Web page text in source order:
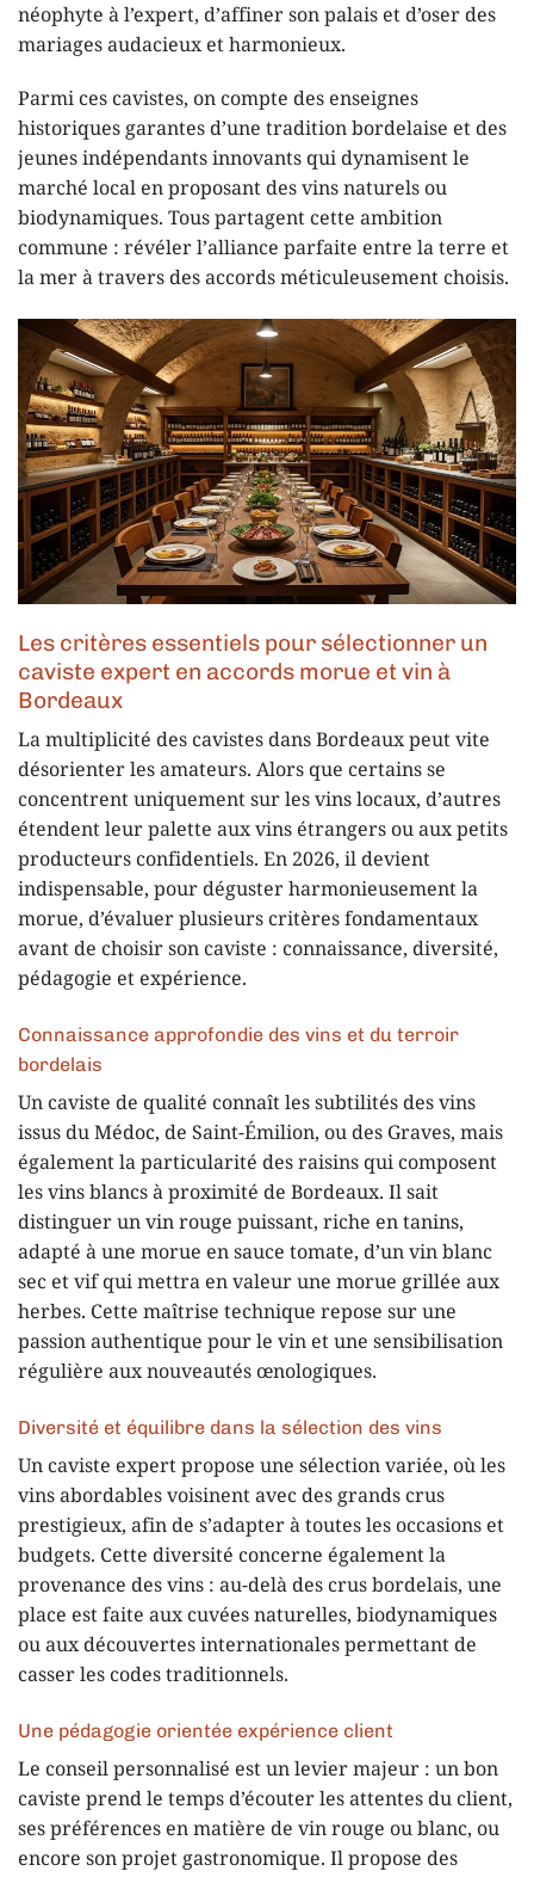
néophyte à l’expert, d’affiner son palais et d’oser des
mariages audacieux et harmonieux.
Parmi ces cavistes, on compte des enseignes
historiques garantes d’une tradition bordelaise et des
jeunes indépendants innovants qui dynamisent le
marché local en proposant des vins naturels ou
biodynamiques. Tous partagent cette ambition
commune : révéler l’alliance parfaite entre la terre et
la mer à travers des accords méticuleusement choisis.
Les critères essentiels pour sélectionner un
caviste expert en accords morue et vin à
Bordeaux
La multiplicité des cavistes dans Bordeaux peut vite
désorienter les amateurs. Alors que certains se
concentrent uniquement sur les vins locaux, d’autres
étendent leur palette aux vins étrangers ou aux petits
producteurs confidentiels. En 2026, il devient
indispensable, pour déguster harmonieusement la
morue, d’évaluer plusieurs critères fondamentaux
avant de choisir son caviste : connaissance, diversité,
pédagogie et expérience.
Connaissance approfondie des vins et du terroir
bordelais
Un caviste de qualité connaît les subtilités des vins
issus du Médoc, de Saint-Émilion, ou des Graves, mais
également la particularité des raisins qui composent
les vins blancs à proximité de Bordeaux. Il sait
distinguer un vin rouge puissant, riche en tanins,
adapté à une morue en sauce tomate, d’un vin blanc
sec et vif qui mettra en valeur une morue grillée aux
herbes. Cette maîtrise technique repose sur une
passion authentique pour le vin et une sensibilisation
régulière aux nouveautés œnologiques.
Diversité et équilibre dans la sélection des vins
Un caviste expert propose une sélection variée, où les
vins abordables voisinent avec des grands crus
prestigieux, afin de s’adapter à toutes les occasions et
budgets. Cette diversité concerne également la
provenance des vins : au-delà des crus bordelais, une
place est faite aux cuvées naturelles, biodynamiques
ou aux découvertes internationales permettant de
casser les codes traditionnels.
Une pédagogie orientée expérience client
Le conseil personnalisé est un levier majeur : un bon
caviste prend le temps d’écouter les attentes du client,
ses préférences en matière de vin rouge ou blanc, ou
encore son projet gastronomique. Il propose des